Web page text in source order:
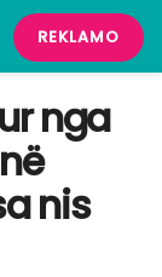
REKLAMO
nga
nis